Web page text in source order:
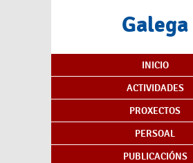
Galega
Índice de contidos
INICIO
ACTIVIDADES
PROXECTOS
PERSOAL
PUBLICACIÓNS